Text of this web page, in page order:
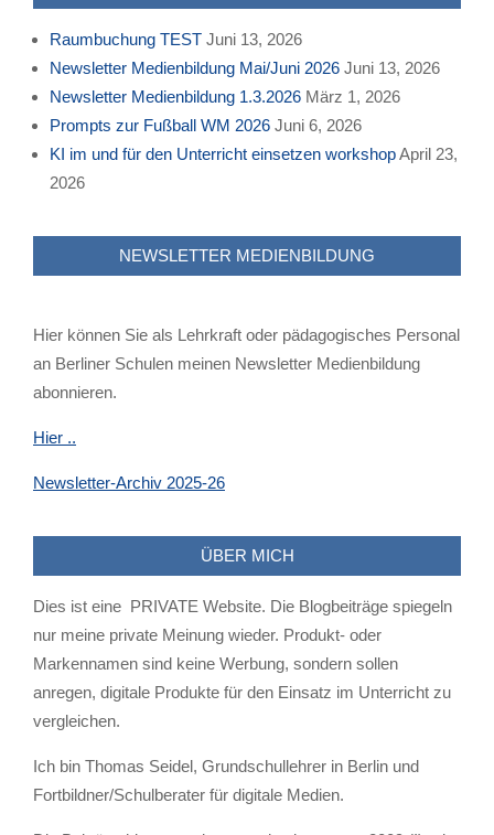
Raumbuchung TEST Juni 13, 2026
Newsletter Medienbildung Mai/Juni 2026 Juni 13, 2026
Newsletter Medienbildung 1.3.2026 März 1, 2026
Prompts zur Fußball WM 2026 Juni 6, 2026
KI im und für den Unterricht einsetzen workshopApril 23,
2026
NEWSLETTER MEDIENBILDUNG
Hier können Sie als Lehrkraft oder pädagogisches Personal
an Berliner Schulen meinen Newsletter Medienbildung
abonnieren.
Hier ..
Newsletter-Archiv 2025-26
ÜBER MICH
Dies ist eine PRIVATE Website. Die Blogbeiträge spiegeln
nur meine private Meinung wieder. Produkt- oder
Markennamen sind keine Werbung, sondern sollen
anregen, digitale Produkte für den Einsatz im Unterricht zu
vergleichen.
Ich bin Thomas Seidel, Grundschullehrer in Berlin und
Fortbildner/Schulberater für digitale Medien.